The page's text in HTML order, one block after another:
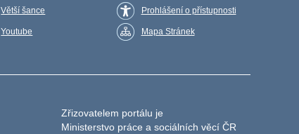
Větší šance
Youtube
Prohlášení o přístupnosti
Mapa Stránek
Zřizovatelem portálu je
Ministerstvo práce a sociálních věcí ČR